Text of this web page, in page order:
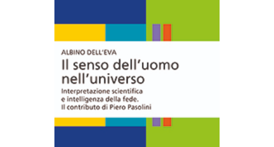
AGGIUNGI AL CARRELLO